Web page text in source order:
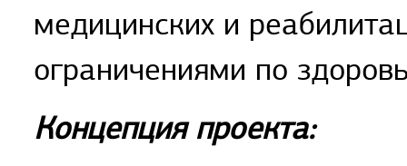
медицинских и
ограничениями по
Концепция проекта: